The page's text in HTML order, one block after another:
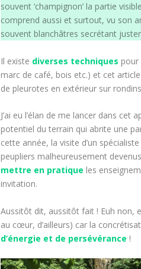
souvent ‘champignon’ la partie
comprend aussi et surtout, vu son
souvent blanchâtres secrétant
Il existe diverses techniques pour
marc de café, bois etc.) et cet
de pleurotes en extérieur sur
J’ai eu l’élan de me lancer dans
potentiel du terrain qui abrite une
cette année, la visite d’un
peupliers malheureusement
mettre en pratique les
invitation.
Aussitôt dit, aussitôt fait ! Euh non,
au cœur, d’ailleurs) car la
d’énergie et de persévérance !